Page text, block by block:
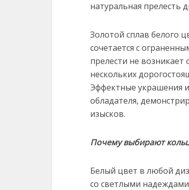
натуральная прелесть
Золотой сплав белого
сочетается с
прелести не
нескольких
Эффектные украшения
обладателя,
изысков.
Почему выбирают
Белый цвет в любой
со светлыми